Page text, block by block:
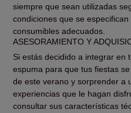
siempre que sean utilizadas
condiciones que se
consumibles adecuados.
ASESORAMIENTO Y
Si estás decidido a integrar en
espuma para que tus fiestas
de este verano y sorprender a
experiencias que le hagan
consultar sus características